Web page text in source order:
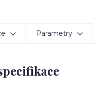
Parametry